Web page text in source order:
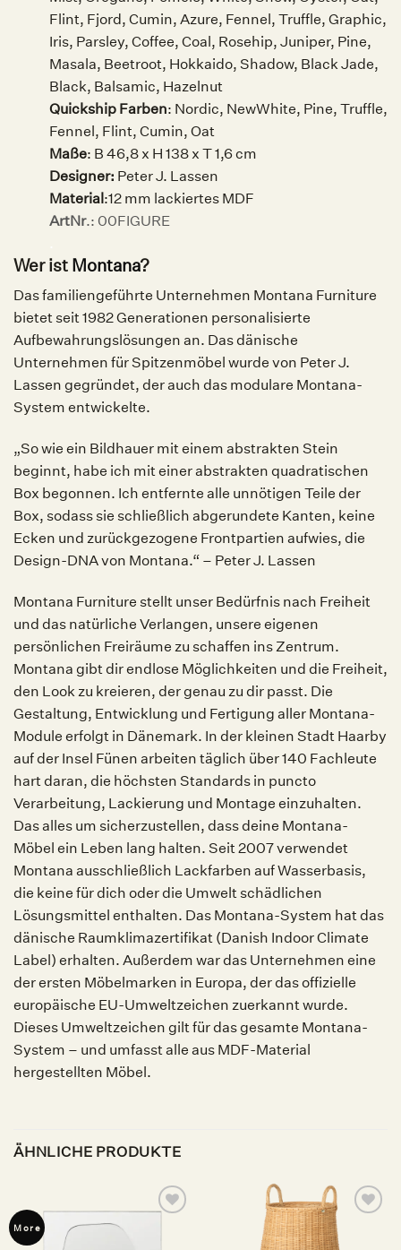
Flint, Fjord, Cumin, Azure, Fennel, Truffle, Graphic,
Iris, Parsley, Coffee, Coal, Rosehip, Juniper, Pine,
Masala, Beetroot, Hokkaido, Shadow, Black Jade,
Black, Balsamic, Hazelnut
Quickship Farben: Nordic, NewWhite, Pine, Truffle,
Fennel, Flint, Cumin, Oat
Maße: B 46,8 x H 138 x T 1,6 cm
Designer: Peter J. Lassen
Material:12 mm lackiertes MDF
ArtNr.: 00FIGURE
Wer ist Montana?
Das familiengeführte Unternehmen Montana Furniture
bietet seit 1982 Generationen personalisierte
Aufbewahrungslösungen an. Das dänische
Unternehmen für Spitzenmöbel wurde von Peter J.
Lassen gegründet, der auch das modulare Montana-
System entwickelte.
„So wie ein Bildhauer mit einem abstrakten Stein
beginnt, habe ich mit einer abstrakten quadratischen
Box begonnen. Ich entfernte alle unnötigen Teile der
Box, sodass sie schließlich abgerundete Kanten, keine
Ecken und zurückgezogene Frontpartien aufwies, die
Design-DNA von Montana.“ – Peter J. Lassen
Montana Furniture stellt unser Bedürfnis nach Freiheit
und das natürliche Verlangen, unsere eigenen
persönlichen Freiräume zu schaffen ins Zentrum.
Montana gibt dir endlose Möglichkeiten und die Freiheit,
den Look zu kreieren, der genau zu dir passt. Die
Gestaltung, Entwicklung und Fertigung aller Montana-
Module erfolgt in Dänemark. In der kleinen Stadt Haarby
auf der Insel Fünen arbeiten täglich über 140 Fachleute
hart daran, die höchsten Standards in puncto
Verarbeitung, Lackierung und Montage einzuhalten.
Das alles um sicherzustellen, dass deine Montana-
Möbel ein Leben lang halten. Seit 2007 verwendet
Montana ausschließlich Lackfarben auf Wasserbasis,
die keine für dich oder die Umwelt schädlichen
Lösungsmittel enthalten. Das Montana-System hat das
dänische Raumklimazertifikat (Danish Indoor Climate
Label) erhalten. Außerdem war das Unternehmen eine
der ersten Möbelmarken in Europa, der das offizielle
europäische EU-Umweltzeichen zuerkannt wurde.
Dieses Umweltzeichen gilt für das gesamte Montana-
System – und umfasst alle aus MDF-Material
hergestellten Möbel.
ÄHNLICHE PRODUKTE
More
Auf die
Wunschliste